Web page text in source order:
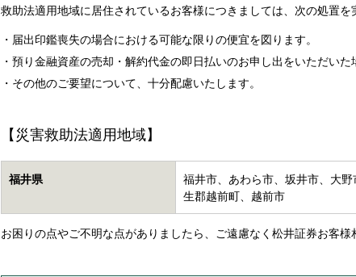
救助法適用地域に居住されているお客様につきましては、次の処置を
届出印鑑喪失の場合における可能な限りの便宜を図ります。
預り金融資産の売却・解約代金の即日払いのお申し出をいただいた
その他のご要望について、十分配慮いたします。
【災害救助法適用地域】
福井県
福井市、あわら市、坂井市、大
生郡越前町、越前市
お困りの点やご不明な点がありましたら、ご遠慮なく松井証券お客様